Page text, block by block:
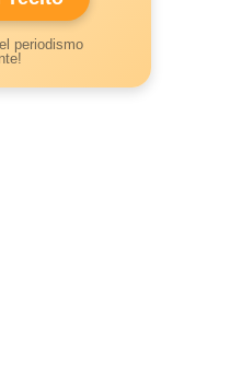
periodismo